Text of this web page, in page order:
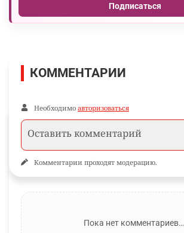
Подписаться
КОММЕНТАРИИ
Необходимо авторизоваться
Комментарии проходят модерацию.
Пока нет комментариев…